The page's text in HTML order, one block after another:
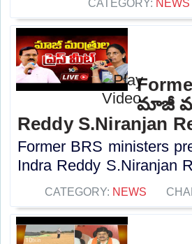
CATEGORY: NEWS
మాజీ
Reddy S.Niranjan
Former BRS ministers
Indra Reddy S.Niranjan
CATEGORY: NEWS